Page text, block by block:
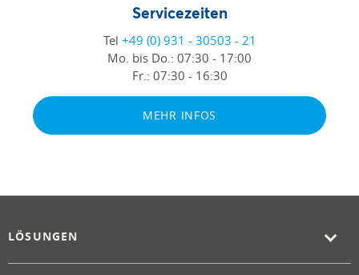
Servicezeiten
Tel +49 (0) 931 - 30503 - 21
Mo. bis Do.: 07:30 - 17:00
Fr.: 07:30 - 16:30
MEHR INFOS
LÖSUNGEN